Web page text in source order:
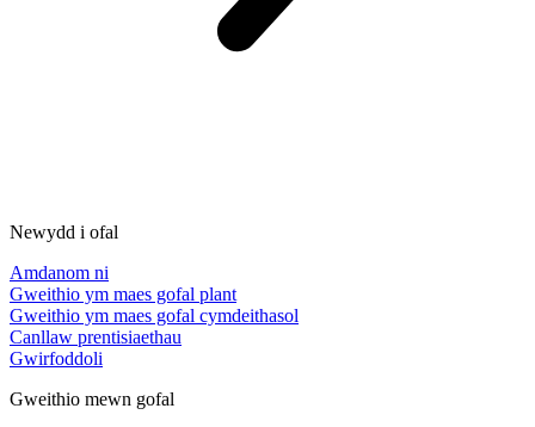
Newydd i ofal
Amdanom ni
Gweithio ym maes gofal plant
Gweithio ym maes gofal cymdeithasol
Canllaw prentisiaethau
Gwirfoddoli
Gweithio mewn gofal